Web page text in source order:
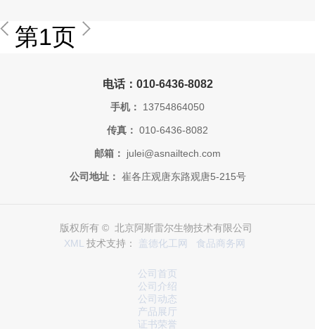
第1页
电话：010-6436-8082
手机： 13754864050
传真： 010-6436-8082
邮箱： julei@asnailtech.com
公司地址： 崔各庄观唐东路观唐5-215号
版权所有 © 北京阿斯雷尔生物技术有限公司
XML 技术支持： 盖德化工网 食品商务网
公司首页
公司介绍
公司动态
产品展厅
证书荣誉